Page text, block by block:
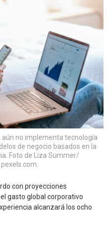
aún no implementa tecnología
de negocio basados en la
Foto de Liza Summer/
con proyecciones
gasto global corporativo
alcanzará los ocho